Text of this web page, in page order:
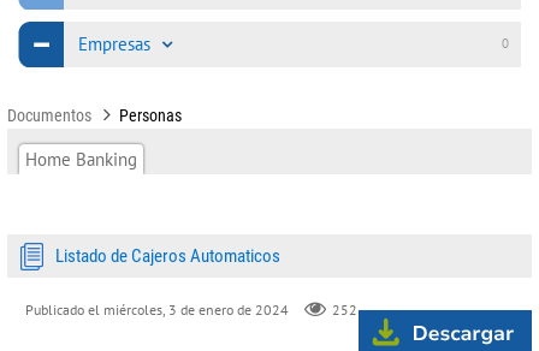
0
Empresas
Documentos Personas
Home Banking
Listado de Cajeros Automaticos
Publicado el miércoles, 3 de enero de 2024 252